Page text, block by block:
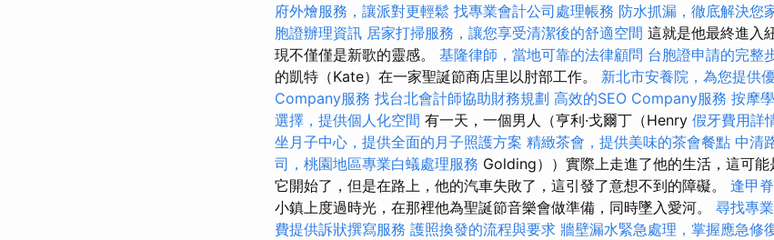
府外燴服務，讓派對更輕鬆 找專業會計公司處理帳務 防水抓漏，徹底解決您
胞證辦理資訊 居家打掃服務，讓您享受清潔後的舒適空間 這就是他最終進入
現不僅僅是新歌的靈感。 基隆律師，當地可靠的法律顧問 台胞證申請的完整
的凱特（Kate）在一家聖誕節商店里以肘部工作。 新北市安養院，為您提供
Company服務 找台北會計師協助財務規劃 高效的SEO Company服務 按摩
選擇，提供個人化空間 有一天，一個男人（亨利·戈爾丁（Henry 假牙費用詳
坐月子中心，提供全面的月子照護方案 精緻茶會，提供美味的茶會餐點 中清
司，桃園地區專業白蟻處理服務 Golding））實際上走進了他的生活，這可能
它開始了，但是在路上，他的汽車失敗了，這引發了意想不到的障礙。 逢甲
小鎮上度過時光，在那裡他為聖誕節音樂會做準備，同時墜入愛河。 尋找專
費提供訴狀撰寫服務 護照換發的流程與要求 牆壁漏水緊急處理，掌握應急修